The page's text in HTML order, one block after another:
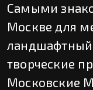
Самыми
Москве для
ландшафтный
творческие
Московские